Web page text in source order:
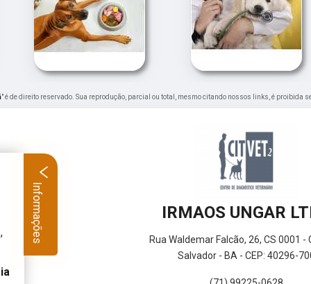
" é de direito reservado. Sua reprodução, parcial ou total, mesmo citando nossos links, é
IRMAOS UNGAR
Rua Waldemar Falcão, 26, CS 0001 -
Salvador - BA - CEP: 40296-
Informações